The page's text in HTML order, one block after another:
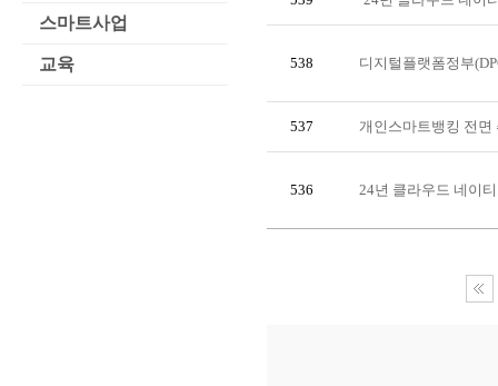
538 디지털플랫폼정부
537 개인스마트뱅킹 전면
536 24년 클라우드 네이
스마트사업
교육